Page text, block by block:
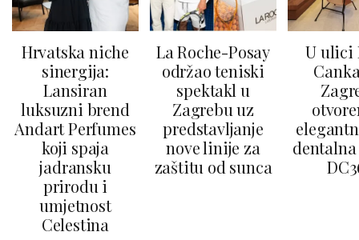
Hrvatska niche
sinergija:
Lansiran
luksuzni brend
Andart Perfumes
koji spaja
jadransku
prirodu i
umjetnost
Celestina
La Roche-Posay
održao teniski
spektakl u
Zagrebu uz
predstavljanje
nove linije za
zaštitu od sunca
U ulici